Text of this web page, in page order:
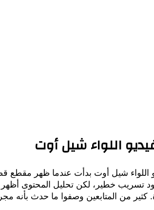
اللواء شيل أوت
اللواء شيل أوت بدأت عندما ظهر مقطع
تسريب خطير، لكن تحليل المحتوى أظهر
كثير من المتابعين وصفوا ما حدث بأنه